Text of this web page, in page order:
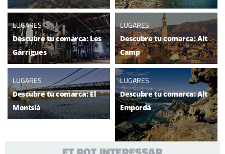
LUGARES
Descubre tu comarca: Les
Garrigues
LUGARES
Descubre tu comarca: Alt
Camp
LUGARES
Descubre tu comarca: El
Montsià
LUGARES
Descubre tu comarca: Alt
Empordà